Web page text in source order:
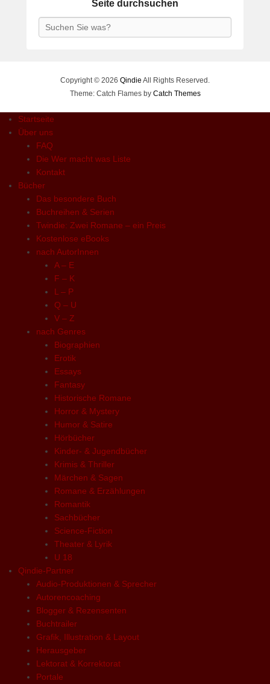
Seite durchsuchen
Search
Copyright © 2026 Qindie All Rights Reserved.
Theme: Catch Flames by Catch Themes
Startseite
Über uns
FAQ
Die Wer macht was Liste
Kontakt
Bücher
Das besondere Buch
Buchreihen & Serien
Twindie: Zwei Romane – ein Preis
Kostenlose eBooks
nach AutorInnen
A – E
F – K
L – P
Q – U
V – Z
nach Genres
Biographien
Erotik
Essays
Fantasy
Historische Romane
Horror & Mystery
Humor & Satire
Hörbücher
Kinder- & Jugendbücher
Krimis & Thriller
Märchen & Sagen
Romane & Erzählungen
Romantik
Sachbücher
Science-Fiction
Theater & Lyrik
U 18
Qindie-Partner
Audio-Produktionen & Sprecher
Autorencoaching
Blogger & Rezensenten
Buchtrailer
Grafik, Illustration & Layout
Herausgeber
Lektorat & Korrektorat
Portale